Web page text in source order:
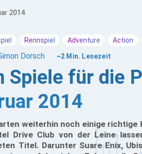
2014
Rennspiel Adventure Action
Dorsch ~2 Min. Lesezeit
für die
2014
weiterhin noch einige richtige
Drive Club von der Leine
Titel. Darunter Suare Enix,